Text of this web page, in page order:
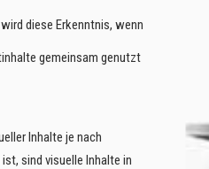
diese Erkenntnis, wenn
gemeinsam genutzt
Inhalte je nach
sind visuelle Inhalte in